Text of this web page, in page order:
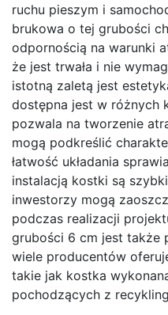
ruchu pieszym i
brukowa o tej grubości
odpornością na warunki
że jest trwała i nie
istotną zaletą jest
dostępna jest w różnych
pozwala na tworzenie
mogą podkreślić
łatwość układania
instalacją kostki są
inwestorzy mogą
podczas realizacji
grubości 6 cm jest także
wiele producentów
takie jak kostka
pochodzących z